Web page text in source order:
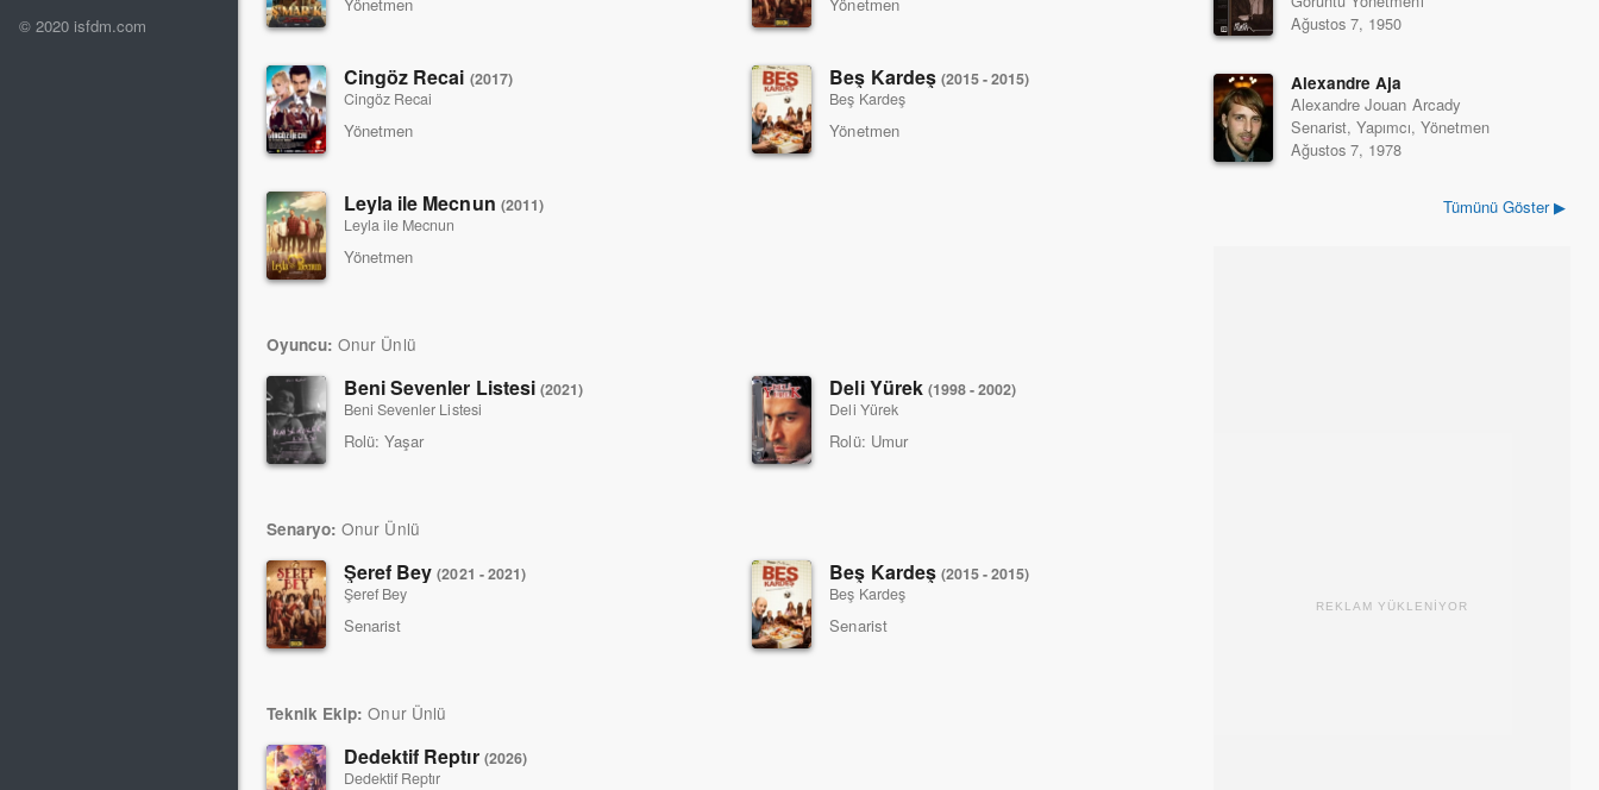
© 2020 isfdm.com
Cingöz Recai (2017)
Cingöz Recai
Yönetmen
Beş Kardeş (2015 - 2015)
Beş Kardeş
Yönetmen
Leyla ile Mecnun (2011)
Leyla ile Mecnun
Yönetmen
Oyuncu: Onur Ünlü
Beni Sevenler Listesi (2021)
Beni Sevenler Listesi
Rolü: Yaşar
Deli Yürek (1998 - 2002)
Deli Yürek
Rolü: Umur
Senaryo: Onur Ünlü
Şeref Bey(2021 - 2021)
Şeref Bey
Senarist
Beş Kardeş (2015 - 2015)
Beş Kardeş
Senarist
Teknik Ekip: Onur Ünlü
Dedektif Reptır (2026)
Dedektif Reptır
Ağustos 7, 1950
Alexandre Aja
Alexandre Jouan Arcady
Senarist, Yapımcı, Yönetmen
Ağustos 7, 1978
Tümünü Göster ▶
REKLAM YÜKLENİYOR